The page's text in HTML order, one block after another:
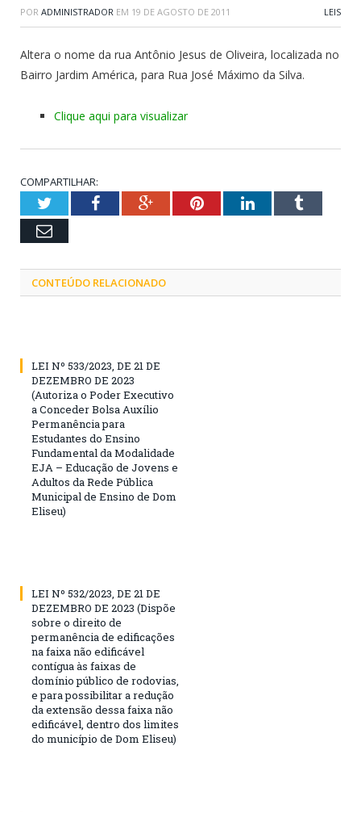
POR ADMINISTRADOR EM 19 DE AGOSTO DE 2011 LEIS
Altera o nome da rua Antônio Jesus de Oliveira, localizada no
Bairro Jardim América, para Rua José Máximo da Silva.
Clique aqui para visualizar
COMPARTILHAR:
TwitterFacebookGoogle+PinterestLinkedInTumblr
Email
CONTEÚDO RELACIONADO
LEI Nº 533/2023, DE 21 DE
DEZEMBRO DE 2023
(Autoriza o Poder Executivo
a Conceder Bolsa Auxílio
Permanência para
Estudantes do Ensino
Fundamental da Modalidade
EJA – Educação de Jovens e
Adultos da Rede Pública
Municipal de Ensino de Dom
Eliseu)
LEI Nº 532/2023, DE 21 DE
DEZEMBRO DE 2023 (Dispõe
sobre o direito de
permanência de edificações
na faixa não edificável
contígua às faixas de
domínio público de rodovias,
e para possibilitar a redução
da extensão dessa faixa não
edificável, dentro dos limites
do município de Dom Eliseu)